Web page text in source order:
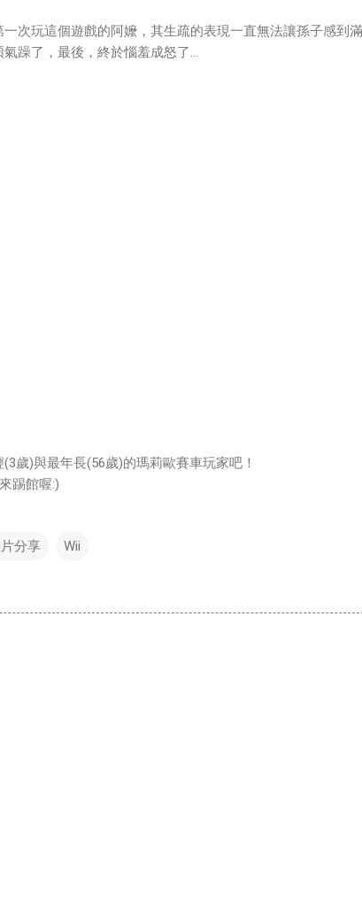
次玩這個遊戲的阿嬤，其生疏的表現一直無法讓孫子感到
躁了，最後，終於惱羞成怒了...
歲)與最年長(56歲)的瑪莉歐賽車玩家吧！
踢館喔:)
分享 Wii